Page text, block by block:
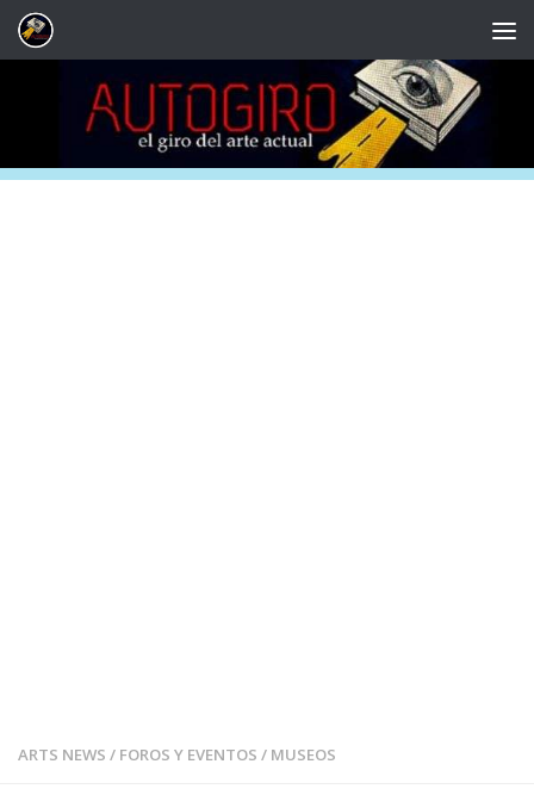
Saltar al contenido
ARTS NEWS / FOROS Y EVENTOS / MUSEOS